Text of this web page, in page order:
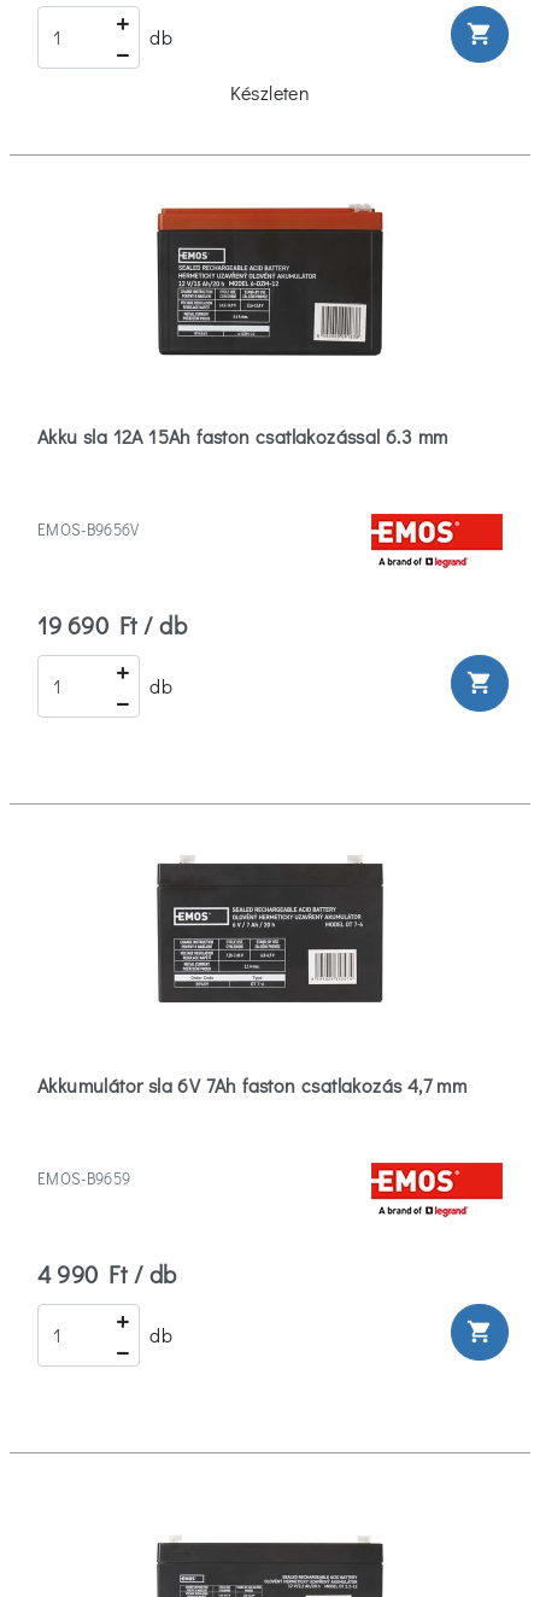
db shopping_cart
Készleten
Akku sla 12A 15Ah faston csatlakozással 6.3 mm
EMOS-B9656V
19 690 Ft / db
db shopping_cart
Akkumulátor sla 6V 7Ah faston csatlakozás 4,7 mm
EMOS-B9659
4 990 Ft / db
db shopping_cart